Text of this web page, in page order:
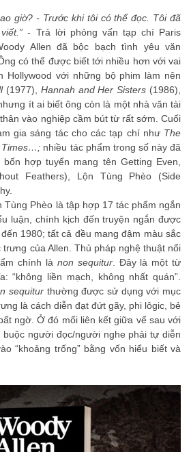
giờ? - Trước khi tôi có thể đọc. Tôi đã
- Trả lời phỏng vấn tạp chí Paris
Allen đã bộc bạch tình yêu văn
có thể được biết tới nhiều hơn với vai
Hollywood với những bộ phim làm nên
(1977), Hannah and Her Sisters (1986),
ít ai biết ông còn là một nhà văn tài
vào nghiệp cầm bút từ rất sớm. Cuối
gia sáng tác cho các tạp chí như The
Times…; nhiều tác phẩm trong số này đã
hợp tuyển mang tên Getting Even,
Feathers), Lộn Tùng Phèo (Side
Tùng Phèo là tập hợp 17 tác phẩm ngắn
luận, chính kịch đến truyện ngắn được
1980; tất cả đều mang đậm màu sắc
của Allen. Thủ pháp nghệ thuật nổi
chính là non sequitur. Đây là một từ
“không liền mạch, không nhất quán”.
sequiturthường được sử dụng với mục
là cách diễn đạt đứt gãy, phi lôgic, bẻ
ngờ. Ở đó mối liên kết giữa vế sau với
người đọc/người nghe phải tự diễn
“khoảng trống” bằng vốn hiểu biết và